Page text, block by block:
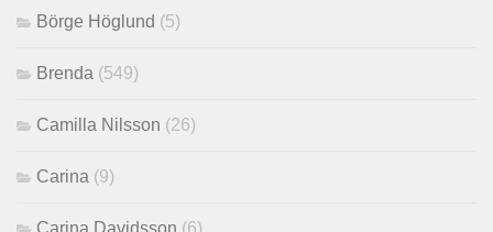
Börge Höglund (5)
Brenda (549)
Camilla Nilsson (26)
Carina (9)
Carina Davidsson (6)